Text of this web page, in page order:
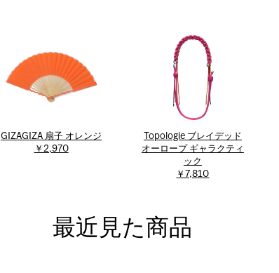
GIZAGIZA 扇子 オレンジ
￥2,970
Topologie ブレイデッド
オーロープ ギャラクティ
ック
￥7,810
最近見た商品